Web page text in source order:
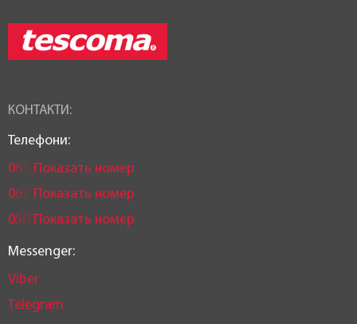
КОНТАКТИ:
Телефони:
063 Показать номер
067 Показать номер
050 Показать номер
Messenger:
Viber
Telegram